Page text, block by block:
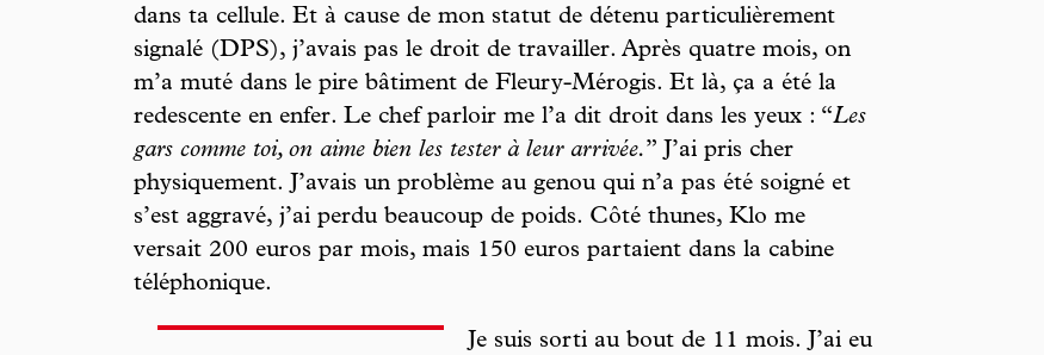
dans ta cellule. Et à cause de mon statut de détenu particulièrement
signalé (DPS), j’avais pas le droit de travailler. Après quatre mois, on
m’a muté dans le pire bâtiment de Fleury-Mérogis. Et là, ça a été la
redescente en enfer. Le chef parloir me l’a dit droit dans les yeux : “Les
gars comme toi, on aime bien les tester à leur arrivée.” J’ai pris cher
physiquement. J’avais un problème au genou qui n’a pas été soigné et
s’est aggravé, j’ai perdu beaucoup de poids. Côté thunes, Klo me
versait 200 euros par mois, mais 150 euros partaient dans la cabine
téléphonique.
Je suis sorti au bout de 11 mois. J’ai eu